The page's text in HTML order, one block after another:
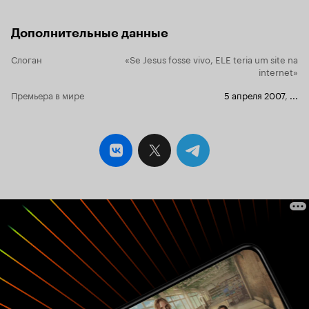
Дополнительные данные
Слоган
«Se Jesus fosse vivo, ELE teria um site na
internet»
Премьера в мире
5 апреля 2007,